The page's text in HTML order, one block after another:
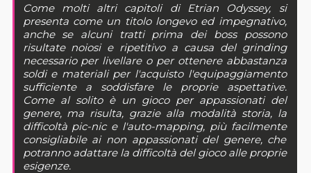
Come molti altri capitoli di Etrian Odyssey, si
presenta come un titolo longevo ed impegnativo,
anche se alcuni tratti prima dei boss possono
risultate noiosi e ripetitivo a causa del grinding
necessario per livellare o per ottenere abbastanza
soldi e materiali per l'acquisto l'equipaggiamento
sufficiente a soddisfare le proprie aspettative.
Come al solito è un gioco per appassionati del
genere, ma risulta, grazie alla modalità storia, la
difficoltà pic-nic e l'auto-mapping, più facilmente
consigliabile ai non appassionati del genere, che
potranno adattare la difficoltà del gioco alle proprie
esigenze.